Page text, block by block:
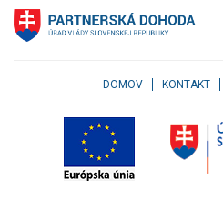
Klávesové
skratky
Skočiť
DOMOV KONTAKT